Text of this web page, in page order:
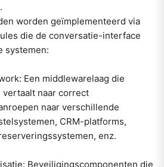
worden geïmplementeerd via
die de conversatie-interface
systemen:
Een middlewarelaag die
naar correct
naar verschillende
CRM-platforms,
enz.
Beveiligingscomponenten die